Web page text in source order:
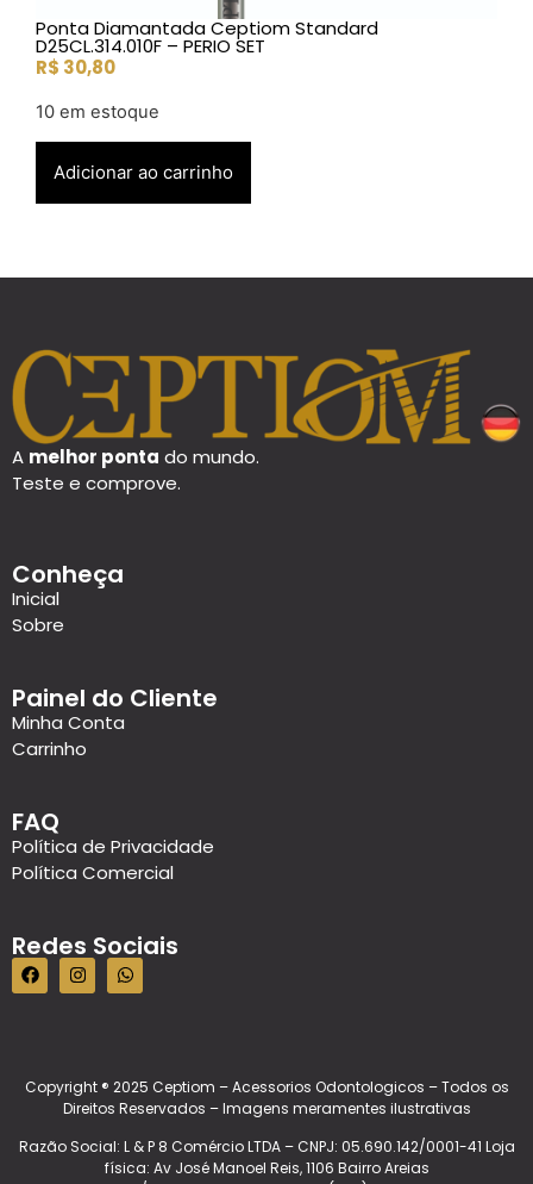
Ponta Diamantada Ceptiom Standard
D25CL.314.010F – PERIO SET
R$ 30,80
10 em estoque
Adicionar ao carrinho
A melhor ponta do mundo.
Teste e comprove.
Conheça
Inicial
Sobre
Painel do Cliente
Minha Conta
Carrinho
FAQ
Política de Privacidade
Política Comercial
Redes Sociais
Copyright ® 2025 Ceptiom – Acessorios Odontologicos – Todos os
Direitos Reservados – Imagens meramentes ilustrativas
Razão Social: L & P 8 Comércio LTDA – CNPJ: 05.690.142/0001-41 Loja
física: Av José Manoel Reis, 1106 Bairro Areias